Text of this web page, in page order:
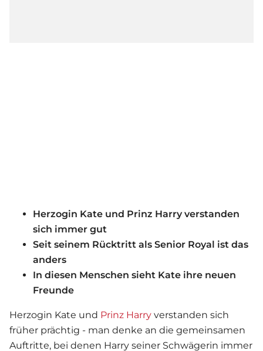
Herzogin Kate und Prinz Harry verstanden
sich immer gut
Seit seinem Rücktritt als Senior Royal ist das
anders
In diesen Menschen sieht Kate ihre neuen
Freunde
Herzogin Kate und Prinz Harry verstanden sich
früher prächtig - man denke an die gemeinsamen
Auftritte, bei denen Harry seiner Schwägerin immer